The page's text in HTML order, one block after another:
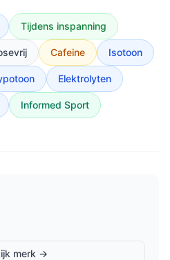
Tijdens inspanning
Cafeine Isotoon
Elektrolyten
Informed Sport
merk →